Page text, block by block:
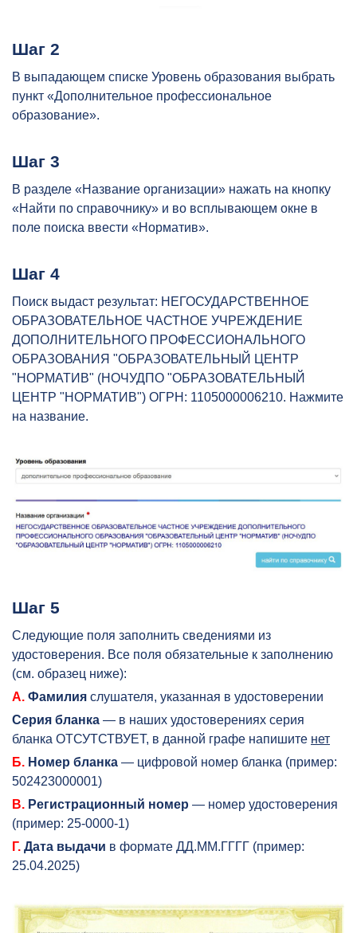
Шаг 2
В выпадающем списке Уровень образования выбрать
пункт «Дополнительное профессиональное
образование».
Шаг 3
В разделе «Название организации» нажать на кнопку
«Найти по справочнику» и во всплывающем окне в
поле поиска ввести «Норматив».
Шаг 4
Поиск выдаст результат: НЕГОСУДАРСТВЕННОЕ
ОБРАЗОВАТЕЛЬНОЕ ЧАСТНОЕ УЧРЕЖДЕНИЕ
ДОПОЛНИТЕЛЬНОГО ПРОФЕССИОНАЛЬНОГО
ОБРАЗОВАНИЯ "ОБРАЗОВАТЕЛЬНЫЙ ЦЕНТР
"НОРМАТИВ" (НОЧУДПО "ОБРАЗОВАТЕЛЬНЫЙ
ЦЕНТР "НОРМАТИВ") ОГРН: 1105000006210. Нажмите
на название.
Шаг 5
Следующие поля заполнить сведениями из
удостоверения. Все поля обязательные к заполнению
(см. образец ниже):
А. Фамилия слушателя, указанная в удостоверении
Серия бланка — в наших удостоверениях серия
бланка ОТСУТСТВУЕТ, в данной графе напишите нет
Б. Номер бланка — цифровой номер бланка (пример:
502423000001)
В. Регистрационный номер — номер удостоверения
(пример: 25-0000-1)
Г. Дата выдачи в формате ДД.ММ.ГГГГ (пример:
25.04.2025)